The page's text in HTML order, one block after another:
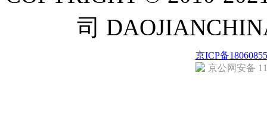
司
京ICP备
京公网安备